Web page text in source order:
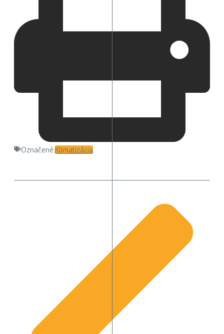
Označené:Klimatizácia